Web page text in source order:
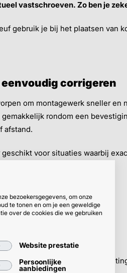
vastschroeven. Zo ben je
gebruik je bij het plaatsen van
corrigeren
om montagewerk sneller en
rondom een
afstand.
voor situaties waarbij
vorm behouden onder
bezoekersgegevens, om onze
te tonen en om je een geweldige
over de cookies die we gebruiken
Website prestatie
Persoonlijke
aanbiedingen